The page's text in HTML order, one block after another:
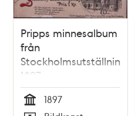
Pripps minnesalbum
från
Stockholmsutställningen
1897
Tid
1897